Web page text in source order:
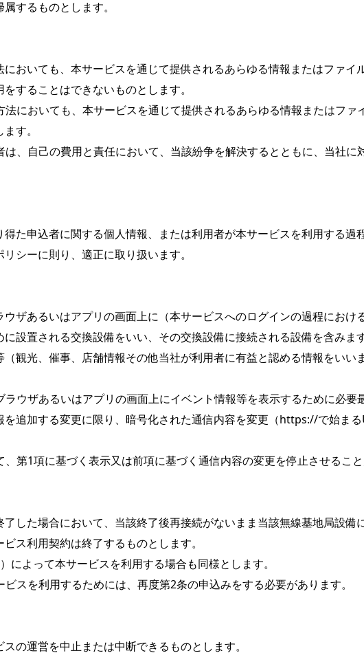
するものとします。
おいても、本サービスを通じて提供されるあらゆる情報またはファイ
することはできないものとします。
においても、本サービスを通じて提供されるあらゆる情報またはファ
す。
、自己の費用と責任において、当該紛争を解決するとともに、当社に
た申込者に関する個人情報、または利用者が本サービスを利用する過
シーに則り、適正に取り扱います。
ザあるいはアプリの画面上に（本サービスへのログインの過程におけ
設置される交換設備をいい、その交換設備に接続される設備を含みま
観光、催事、店舗情報その他当社が利用者に有益と認める情報をいい
ウザあるいはアプリの画面上にイベント情報等を表示するために必要
追加する変更に限り、暗号化された通信内容を変更（https://で始ま
第1項に基づく表示又は前項に基づく通信内容の変更を停止させること
した場合において、当該終了後再接続がないまま当該無線基地局設備
ス利用契約は終了するものとします。
よって本サービスを利用する場合も同様とします。
スを利用するためには、再度第2条の申込みをする必要があります。
の運営を中止または中断できるものとします。